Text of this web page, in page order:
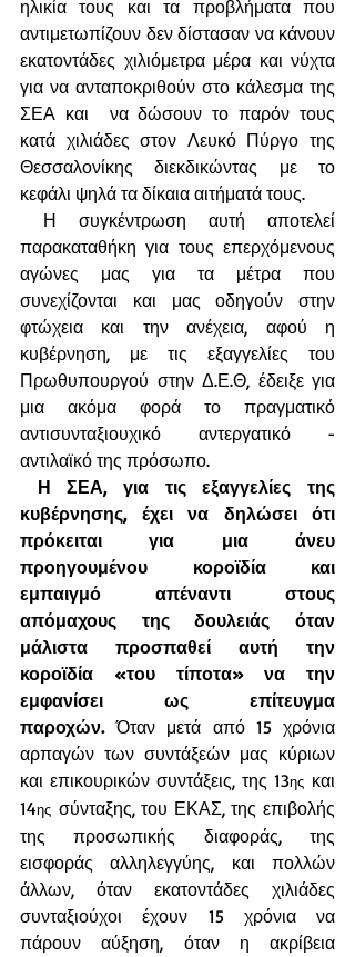
ηλικία τους και τα προβλήματα που
αντιμετωπίζουν δεν δίστασαν να κάνουν
εκατοντάδες χιλιόμετρα μέρα και νύχτα
για να ανταποκριθούν στο κάλεσμα της
ΣΕΑ και  να δώσουν το παρόν τους
κατά χιλιάδες στον Λευκό Πύργο της
Θεσσαλονίκης διεκδικώντας με το
κεφάλι ψηλά τα δίκαια αιτήματά τους.
Η συγκέντρωση αυτή αποτελεί
παρακαταθήκη για τους επερχόμενους
αγώνες μας για τα μέτρα που
συνεχίζονται και μας οδηγούν στην
φτώχεια και την ανέχεια, αφού η
κυβέρνηση, με τις εξαγγελίες του
Πρωθυπουργού στην Δ.Ε.Θ, έδειξε για
μια ακόμα φορά το πραγματικό
αντισυνταξιουχικό αντεργατικό -
αντιλαϊκό της πρόσωπο.
Η ΣΕΑ, για τις εξαγγελίες της
κυβέρνησης, έχει να δηλώσει ότι
πρόκειται για μια άνευ
προηγουμένου κοροϊδία και
εμπαιγμό απέναντι στους
απόμαχους της δουλειάς όταν
μάλιστα προσπαθεί αυτή την
κοροϊδία «του τίποτα» να την
εμφανίσει ως επίτευγμα
παροχών. Όταν μετά από 15 χρόνια
αρπαγών των συντάξεών μας κύριων
και επικουρικών συντάξεις, της 13ης και
14ης σύνταξης, του ΕΚΑΣ, της επιβολής
της προσωπικής διαφοράς, της
εισφοράς αλληλεγγύης, και πολλών
άλλων, όταν εκατοντάδες χιλιάδες
συνταξιούχοι έχουν 15 χρόνια να
πάρουν αύξηση, όταν η ακρίβεια